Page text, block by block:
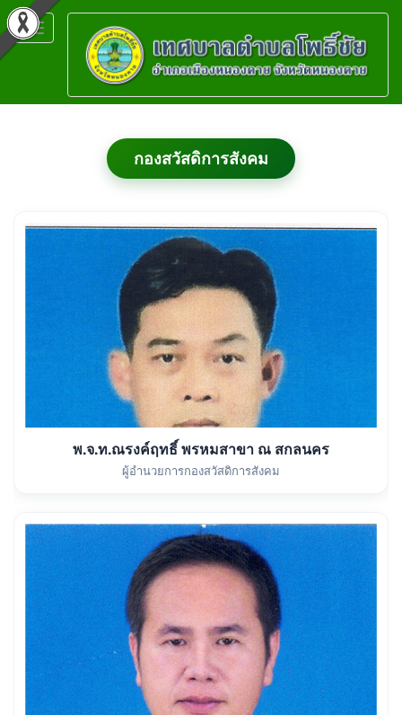
Toggle
navigation
กองสวัสดิการสังคม
พ.จ.ท.ณรงค์ฤทธิ์ พรหมสาขา ณ สกลนคร
ผู้อำนวยการกองสวัสดิการสังคม